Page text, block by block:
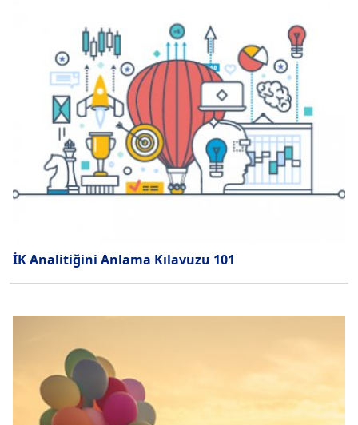
İK Analitiğini Anlama Kılavuzu 101